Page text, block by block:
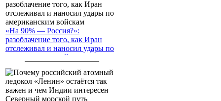
«На 90% — Россия?»:
разоблачение того, как Иран
отслеживал и наносил удары по
американским войскам